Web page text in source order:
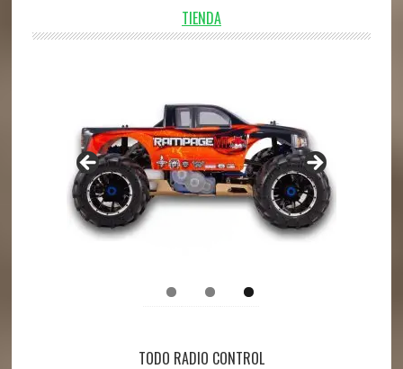
TIENDA
TODO RADIO CONTROL